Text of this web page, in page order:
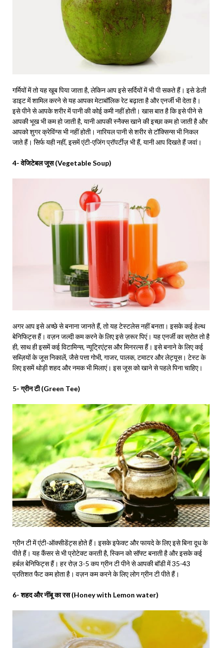
गर्मियों में तो यह खूब पिया जाता है, लेकिन आप इसे सर्दियों में भी पी सकते हैं। इसे डेली
डाइट में शामिल करने से यह आपका मेटाबॉलिक रेट बढ़ाता है और एनर्जी भी देता है।
इसे पीने से आपके शरीर में पानी की कोई कमी नहीं होती। खास बात है कि इसे पीने से
आपकी भूख भी कम हो जाती है, यानी आपकी स्नैक्स खाने की इच्छा कम हो जाती है और
आपको शुगर क्रेविंग्स भी नहीं होती। नारियल पानी से शरीर से टॉक्सिन्स भी निकल
जाते हैं। सिर्फ यही नहीं, इसमें एंटी-एजिंग प्रॉपर्टीज़ भी हैं, यानी आप दिखते हैं जवां।
4- वेजिटेबल जूस (Vegetable Soup)
अगर आप इसे अच्छे से बनाना जानते हैं, तो यह टेस्टलेस नहीं बनता। इसके कई हेल्थ
बेनिफिट्स हैं। वज़न जल्दी कम करने के लिए इसे ज़रूर पिएं। यह एनर्जी का स्रोत तो है
ही, साथ ही इसमें कई विटामिन्स, न्यूट्रिएंट्स और मिनरल्स हैं। इसे बनाने के लिए कई
सब्ज़ियों के जूस निकालें, जैसे पत्ता गोभी, गाजर, पालक, टमाटर और लेट्यूस। टेस्ट के
लिए इसमें थोड़ी शहद और नमक भी मिलाएं। इस जूस को खाने से पहले पिना चाहिए।
5- ग्रीन टी (Green Tee)
ग्रीन टी में एंटी-ऑक्सीडेंट्स होते हैं। इसके इफेक्ट और फायदे के लिए इसे बिना दूध के
पीते हैं। यह कैंसर से भी प्रोटेक्ट करती है, स्किन को सॉफ्ट बनाती है और इसके कई
हर्बल बेनिफिट्स हैं। हर रोज़ 3-5 कप ग्रीन टी पीने से आपकी बॉडी में 35-43
प्रतिशत फैट कम होता है। वज़न कम करने के लिए लोग ग्रीन टी पीते हैं।
6- शहद और नींबू का रस (Honey with Lemon water)